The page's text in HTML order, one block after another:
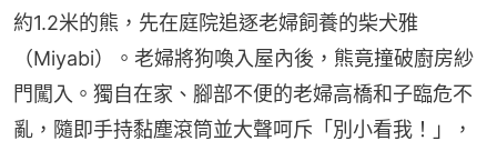
約1.2米的熊，先在庭院追逐老婦飼養的柴犬雅
（Miyabi）。老婦將狗喚入屋內後，熊竟撞破廚房紗
門闖入。獨自在家、腳部不便的老婦高橋和子臨危不
亂，隨即手持黏塵滾筒並大聲呵斥「別小看我！」，